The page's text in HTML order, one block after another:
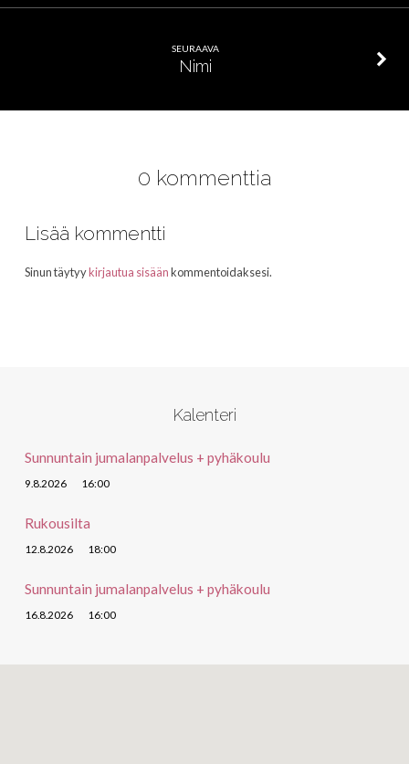
SEURAAVA
Nimi
0 kommenttia
Lisää kommentti
Sinun täytyykirjautua sisäänkommentoidaksesi.
Kalenteri
Sunnuntain jumalanpalvelus + pyhäkoulu
9.8.2026 16:00
Rukousilta
12.8.2026 18:00
Sunnuntain jumalanpalvelus + pyhäkoulu
16.8.2026 16:00